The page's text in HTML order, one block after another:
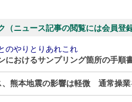
（ニュース記事の閲覧には会員登
のやりとりあれこれ
におけるサンプリング箇所の手順
、熊本地震の影響は軽微 通常操